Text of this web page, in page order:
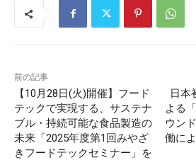
前の記事
【10月28日(火)開催】フード
テックで実現する、​サステナ
ブル・持続可能な​食品製造の
未来​「2025年度第1回みやざ
きフードテックセミナー」を
日本
よる
ウン
働に